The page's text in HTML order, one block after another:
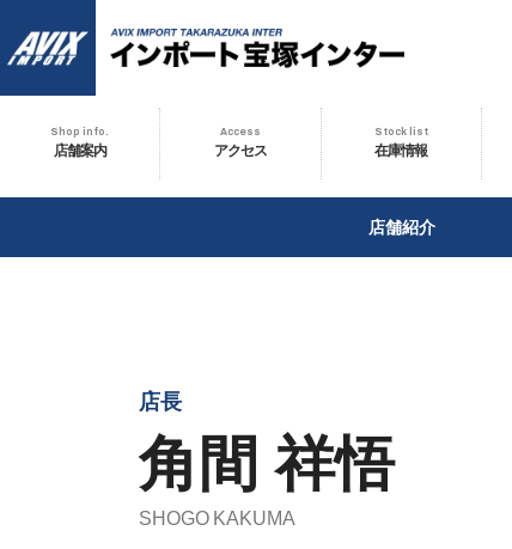
Shop info.
店舗案内
Access
アクセス
Stock list
在庫情報
店舗紹介
店長
角間 祥悟
SHOGO KAKUMA